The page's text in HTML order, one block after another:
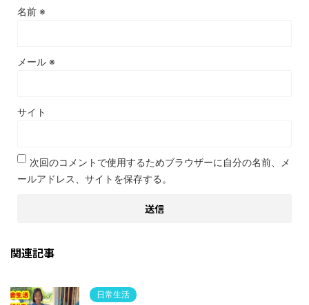
名前 ※
メール ※
サイト
次回のコメントで使用するためブラウザーに自分の名前、メ
ールアドレス、サイトを保存する。
関連記事
日常生活